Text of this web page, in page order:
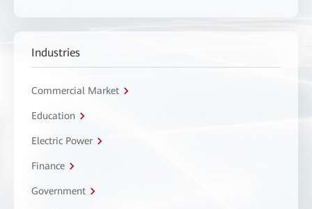
Industries
Commercial Market
Education
Electric Power
Finance
Government